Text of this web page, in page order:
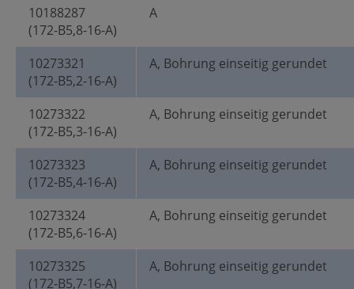
10188287
(172-B5,8-16-A)
A
10273321
(172-B5,2-16-A)
A, Bohrung einseitig gerundet
10273322
(172-B5,3-16-A)
A, Bohrung einseitig gerundet
10273323
(172-B5,4-16-A)
A, Bohrung einseitig gerundet
10273324
(172-B5,6-16-A)
A, Bohrung einseitig gerundet
10273325
(172-B5,7-16-A)
A, Bohrung einseitig gerundet